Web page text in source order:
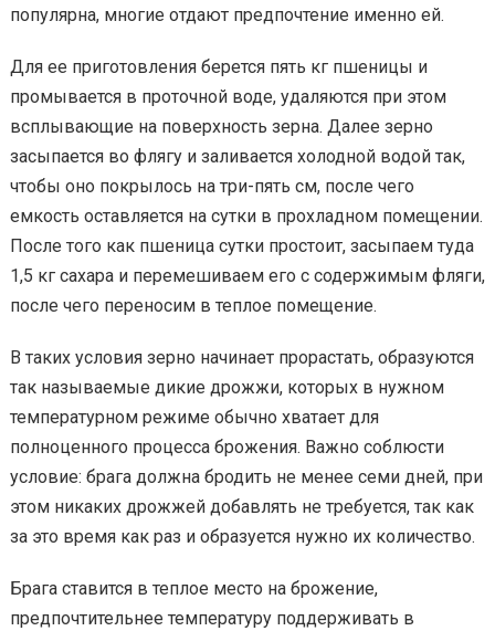
популярна, многие отдают предпочтение именно ей.
Для ее приготовления берется пять кг пшеницы и
промывается в проточной воде, удаляются при этом
всплывающие на поверхность зерна. Далее зерно
засыпается во флягу и заливается холодной водой так,
чтобы оно покрылось на три-пять см, после чего
емкость оставляется на сутки в прохладном помещении.
После того как пшеница сутки простоит, засыпаем туда
1,5 кг сахара и перемешиваем его с содержимым фляги,
после чего переносим в теплое помещение.
В таких условия зерно начинает прорастать, образуются
так называемые дикие дрожжи, которых в нужном
температурном режиме обычно хватает для
полноценного процесса брожения. Важно соблюсти
условие: брага должна бродить не менее семи дней, при
этом никаких дрожжей добавлять не требуется, так как
за это время как раз и образуется нужно их количество.
Брага ставится в теплое место на брожение,
предпочтительнее температуру поддерживать в